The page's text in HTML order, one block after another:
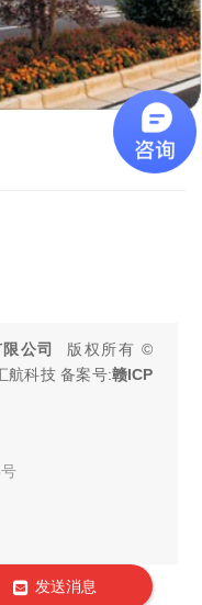
公司
版权所有 ©
航科技 备案号:赣ICP
发送消息